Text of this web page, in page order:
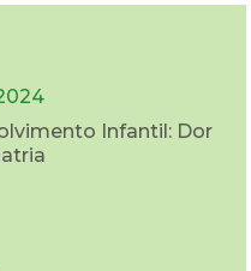
Infantil: Dor